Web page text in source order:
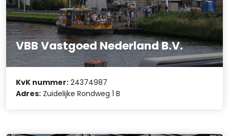
VBB Vastgoed Nederland B.V.
KvK nummer: 24374987
Adres: Zuidelijke Rondweg 1 B